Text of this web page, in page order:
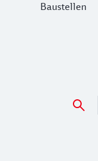
Baustellen